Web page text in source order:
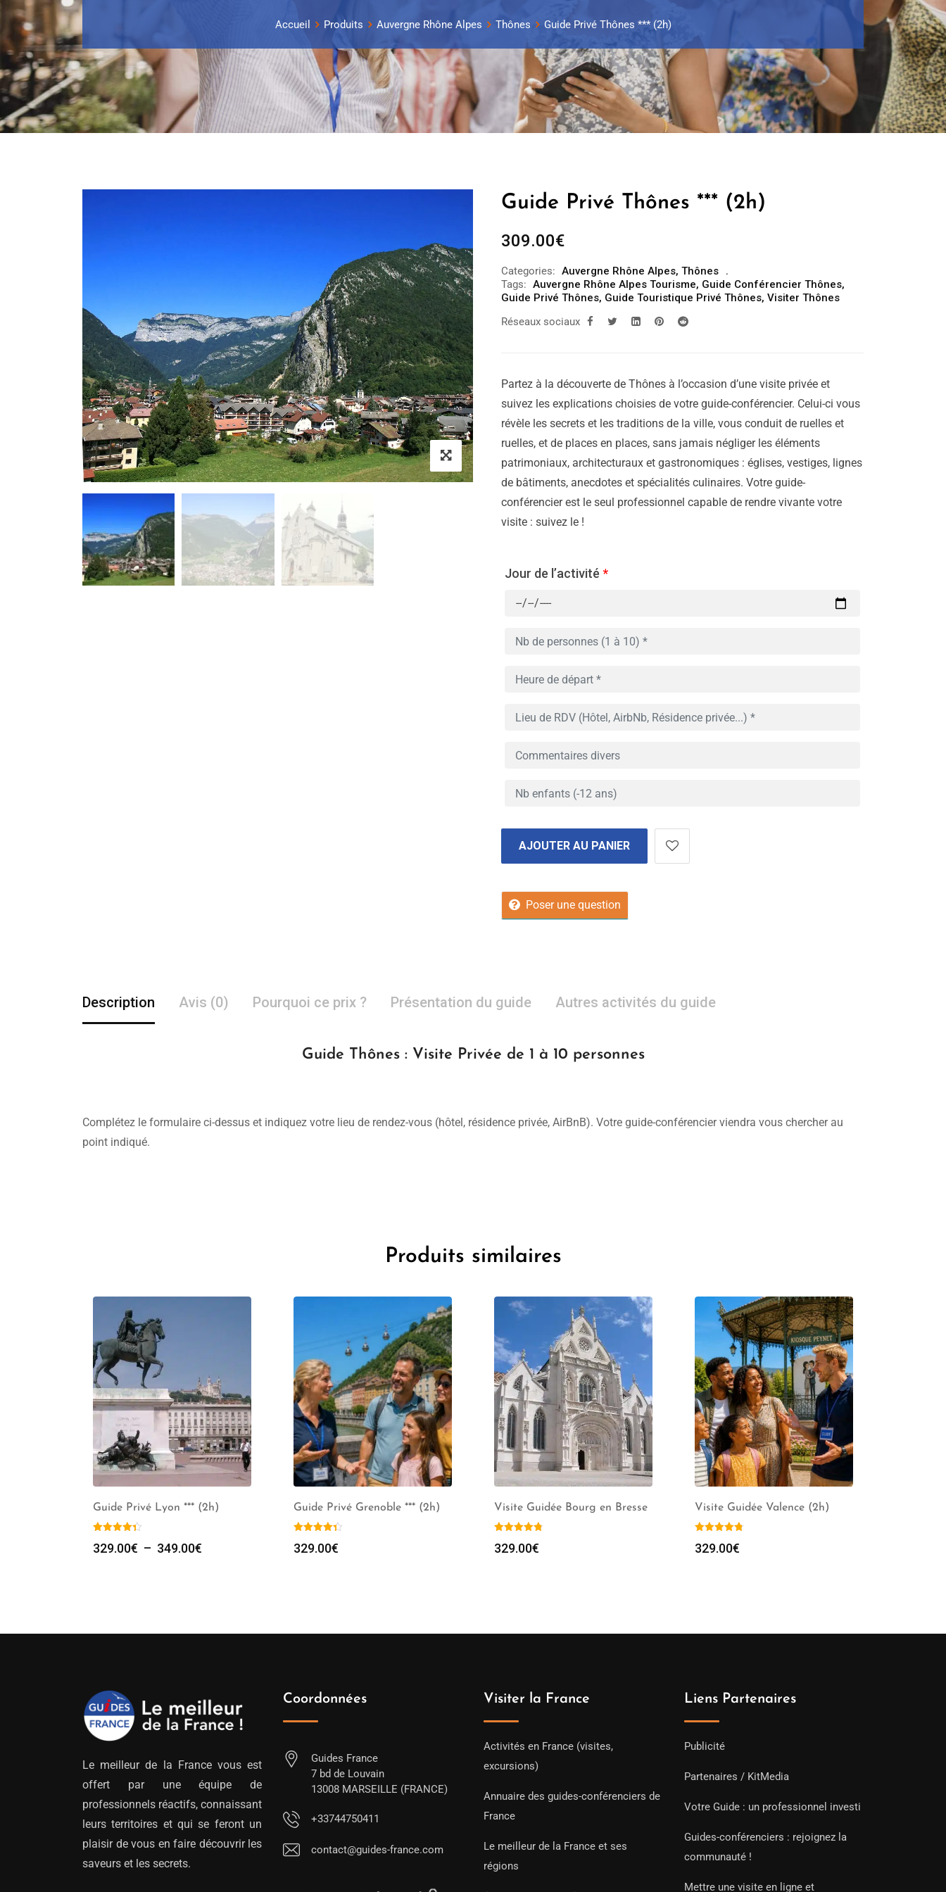
Accueil Produits Auvergne Rhône Alpes Thônes Guide Privé Thônes *** (2h)
Guide Privé Thônes *** (2h)
309.00€
Categories: Auvergne Rhône Alpes, Thônes
Tags: Auvergne Rhône Alpes Tourisme, Guide Conférencier Thônes,
Guide Privé Thônes, Guide Touristique Privé Thônes, Visiter Thônes
Réseaux sociaux
Partez à la découverte de Thônes à l’occasion d’une visite privée et
suivez les explications choisies de votre guide-conférencier. Celui-ci vous
révèle les secrets et les traditions de la ville, vous conduit de ruelles et
ruelles, et de places en places, sans jamais négliger les éléments
patrimoniaux, architecturaux et gastronomiques : églises, vestiges, lignes
de bâtiments, anecdotes et spécialités culinaires. Votre guide-
conférencier est le seul professionnel capable de rendre vivante votre
visite : suivez le !
Jour de l’activité *
AJOUTER AU PANIER
Poser une question
Description Avis (0) Pourquoi ce prix ? Présentation du guide Autres activités du guide
Guide Thônes : Visite Privée de 1 à 10 personnes
Complétez le formulaire ci-dessus et indiquez votre lieu de rendez-vous (hôtel, résidence privée, AirBnB). Votre guide-conférencier viendra vous chercher au
point indiqué.
Produits similaires
Guide Privé Lyon *** (2h)
329.00€ – 349.00€
Guide Privé Grenoble *** (2h)
329.00€
Visite Guidée Bourg en Bresse
329.00€
Visite Guidée Valence (2h)
329.00€
Le meilleur de la France vous est
offert par une équipe de
professionnels réactifs, connaissant
leurs territoires et qui se feront un
plaisir de vous en faire découvrir les
saveurs et les secrets.
Coordonnées
Guides France
7 bd de Louvain
13008 MARSEILLE (FRANCE)
+33744750411
contact@guides-france.com
Visiter la France
Activités en France (visites,
excursions)
Annuaire des guides-conférenciers de
France
Le meilleur de la France et ses
régions
Liens Partenaires
Publicité
Partenaires / KitMedia
Votre Guide : un professionnel investi
Guides-conférenciers : rejoignez la
communauté !
Mettre une visite en ligne et